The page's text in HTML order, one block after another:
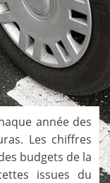
année des
. Les chiffres
budgets de la
issues du